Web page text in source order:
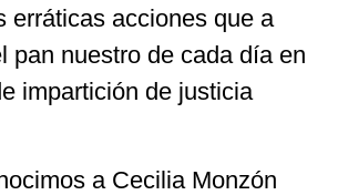
erráticas acciones que a
pan nuestro de cada día en
impartición de justicia
a Cecilia Monzón